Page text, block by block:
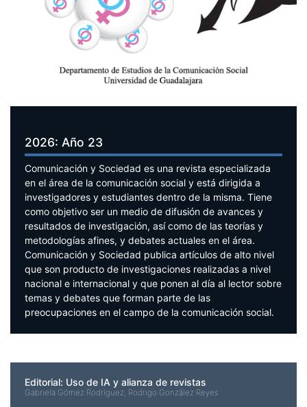
2026: Año 23
Comunicación y Sociedad es una revista especializada
en el área de la comunicación social y está dirigida a
investigadores y estudiantes dentro de la misma. Tiene
como objetivo ser un medio de difusión de avances y
resultados de investigación, así como de las teorías y
metodologías afines, y debates actuales en el área.
Comunicación y Sociedad publica artículos de alto nivel
que son producto de investigaciones realizadas a nivel
nacional e internacional y que ponen al día al lector sobre
temas y debates que forman parte de las
preocupaciones en el campo de la comunicación social.
Editorial: Uso de IA y alianza de revistas
Gabriela Gómez Rodríguez, Rodrigo González Reyes